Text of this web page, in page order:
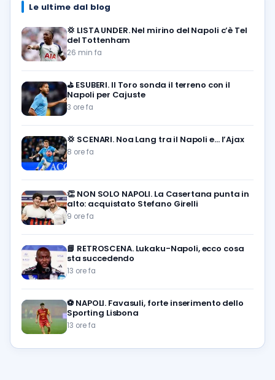
Le ultime dal blog
💢 LISTA UNDER. Nel mirino del Napoli c’è Tel
del Tottenham
26 min fa
⛳ ESUBERI. Il Toro sonda il terreno con il
Napoli per Cajuste
3 ore fa
💢 SCENARI. Noa Lang tra il Napoli e… l’Ajax
8 ore fa
👏 NON SOLO NAPOLI. La Casertana punta in
alto: acquistato Stefano Girelli
9 ore fa
📘 RETROSCENA. Lukaku-Napoli, ecco cosa
sta succedendo
13 ore fa
⚽️ NAPOLI. Favasuli, forte inserimento dello
Sporting Lisbona
13 ore fa